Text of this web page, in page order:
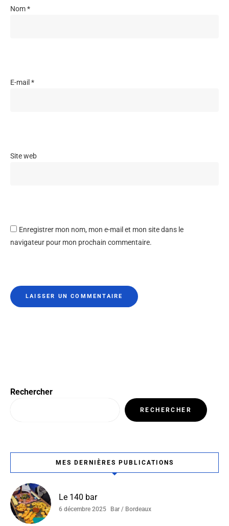
Nom*
E-mail*
Site web
Enregistrer mon nom, mon e-mail et mon site dans le
navigateur pour mon prochain commentaire.
Rechercher
RECHERCHER
MES DERNIÈRES PUBLICATIONS
Le 140 bar
6 décembre 2025 Bar / Bordeaux